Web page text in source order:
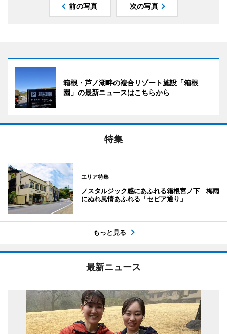
前の写真 次の写真
箱根・芦ノ湖畔の複合リゾート施設「箱根
園」の最新ニュースはこちらから
特集
エリア特集
ノスタルジック感にあふれる箱根宮ノ下 梅雨
にぬれ風情あふれる「セピア通り」
もっと見る
最新ニュース